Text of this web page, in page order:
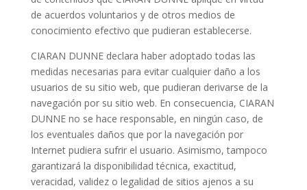
de acuerdos voluntarios y de otros medios de
conocimiento efectivo que pudieran establecerse.
CIARAN DUNNE declara haber adoptado todas las
medidas necesarias para evitar cualquier daño a los
usuarios de su sitio web, que pudieran derivarse de la
navegación por su sitio web. En consecuencia, CIARAN
DUNNE no se hace responsable, en ningún caso, de
los eventuales daños que por la navegación por
Internet pudiera sufrir el usuario. Asimismo, tampoco
garantizará la disponibilidad técnica, exactitud,
veracidad, validez o legalidad de sitios ajenos a su